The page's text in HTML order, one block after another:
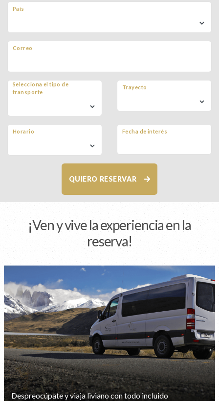
País
Correo
Selecciona el tipo de
transporte
Trayecto
Horario Fecha de interés
QUIERO RESERVAR
¡Ven y vive la experiencia en la
reserva!
Despreocúpate y viaja liviano con todo incluido